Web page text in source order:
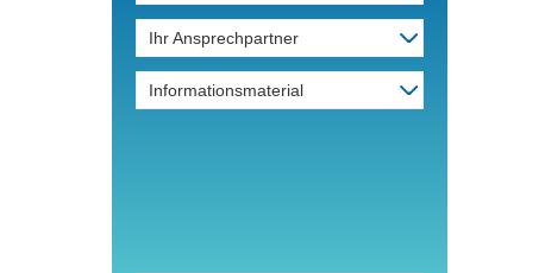
Ihr Ansprechpartner
Informationsmaterial